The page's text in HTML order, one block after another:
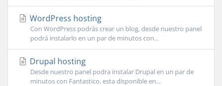
WordPress hosting
Con WordPress podrás crear un blog, desde nuestro panel
podrá instalarlo en un par de minutos con...
Drupal hosting
Desde nuestro panel podra instalar Drupal en un par de
minutos con Fantastico, esta disponible en...